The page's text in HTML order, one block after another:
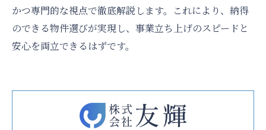
かつ専門的な視点で徹底解説します。これにより、納得
のできる物件選びが実現し、事業立ち上げのスピードと
安心を両立できるはずです。